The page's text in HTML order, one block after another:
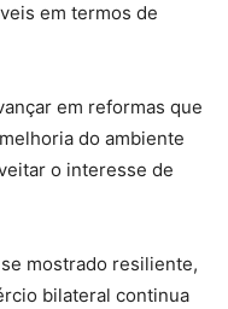
em termos de
em reformas que
do ambiente
o interesse de
mostrado resiliente,
bilateral continua